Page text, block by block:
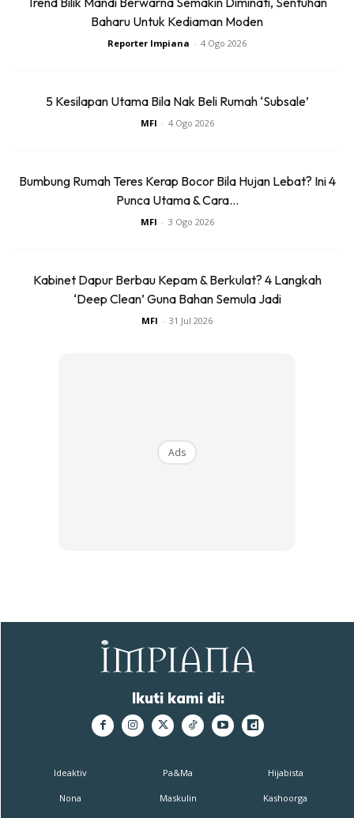
Baharu Untuk Kediaman Moden
Reporter Impiana - 4 Ogo 2026
5 Kesilapan Utama Bila Nak Beli Rumah ‘Subsale’
MFI - 4 Ogo 2026
Bumbung Rumah Teres Kerap Bocor Bila Hujan Lebat? Ini 4
Punca Utama & Cara...
MFI - 3 Ogo 2026
Kabinet Dapur Berbau Kepam & Berkulat? 4 Langkah
‘Deep Clean’ Guna Bahan Semula Jadi
MFI - 31 Jul 2026
Ads
Ikuti kami di:
Ideaktiv
Nona
Pa&Ma
Maskulin
Hijabista
Kashoorga